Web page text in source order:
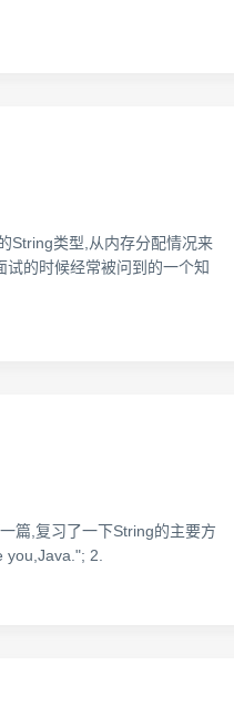
String类型,从内存分配情况来
的时候经常被问到的一个知
篇,复习了一下String的主要方
2.